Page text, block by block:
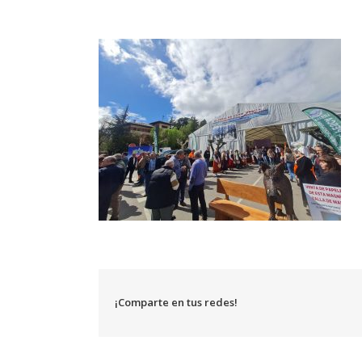
¡Comparte en tus redes!